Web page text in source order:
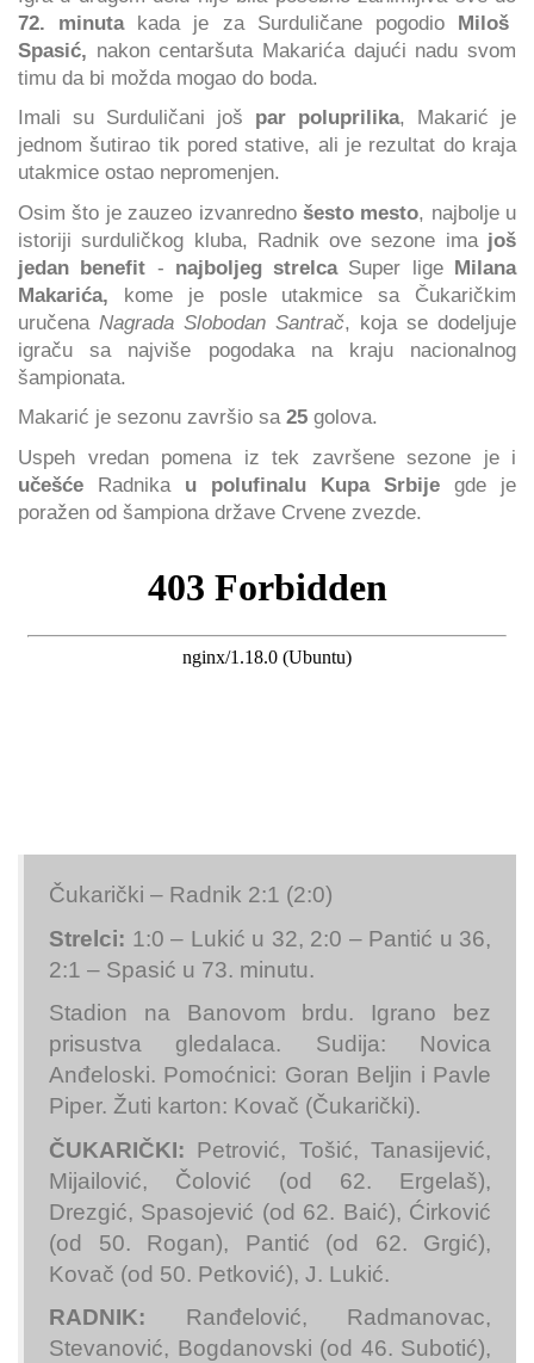
72. minutakada je za Surduličane pogodioMiloš
Spasić, nakon centaršuta Makarića dajući nadu svom
timu da bi možda mogao do boda.
Imali su Surduličani još par poluprilika, Makarić je
jednom šutirao tik pored stative, ali je rezultat do kraja
utakmice ostao nepromenjen.
Osim što je zauzeo izvanrednošesto mesto, najbolje u
istoriji surduličkog kluba, Radnik ove sezone ima još
jedan benefit - najboljeg strelca Super lige Milana
Makarića, kome je posle utakmice sa Čukaričkim
uručena Nagrada Slobodan Santrač, koja se dodeljuje
igraču sa najviše pogodaka na kraju nacionalnog
šampionata.
Makarić je sezonu završio sa 25 golova.
Uspeh vredan pomena iz tek završene sezone je i
učešće Radnika u polufinalu Kupa Srbije gde je
poražen od šampiona države Crvene zvezde.
Čukarički – Radnik 2:1 (2:0)
Strelci: 1:0 – Lukić u 32, 2:0 – Pantić u 36,
2:1 – Spasić u 73. minutu.
Stadion na Banovom brdu. Igrano bez
prisustva gledalaca. Sudija: Novica
Anđeloski. Pomoćnici: Goran Beljin i Pavle
Piper. Žuti karton: Kovač (Čukarički).
ČUKARIČKI: Petrović, Tošić, Tanasijević,
Mijailović, Čolović (od 62. Ergelaš),
Drezgić, Spasojević (od 62. Baić), Ćirković
(od 50. Rogan), Pantić (od 62. Grgić),
Kovač (od 50. Petković), J. Lukić.
RADNIK: Ranđelović, Radmanovac,
Stevanović, Bogdanovski (od 46. Subotić),